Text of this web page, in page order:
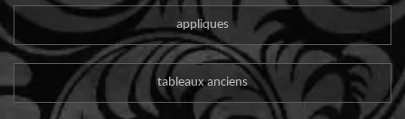
appliques
tableaux anciens